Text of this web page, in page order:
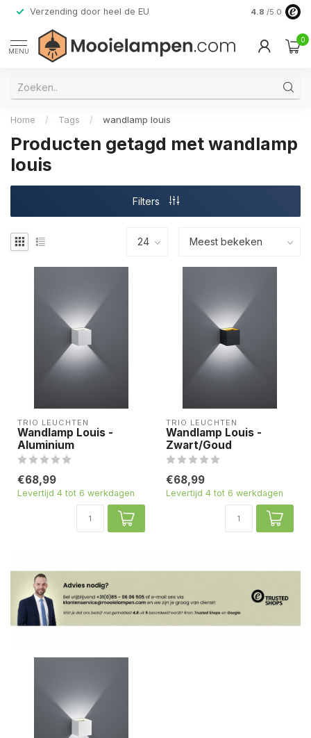
Verzending door heel de EU Alleen
4.8 /5.0
MENU
0
Home / Tags / wandlamp louis
Producten getagd met wandlamp
louis
Filters
TRIO LEUCHTEN
Wandlamp Louis -
Aluminium
€68,99
Levertijd 4 tot 6 werkdagen
TRIO LEUCHTEN
Wandlamp Louis -
Zwart/Goud
€68,99
Levertijd 4 tot 6 werkdagen